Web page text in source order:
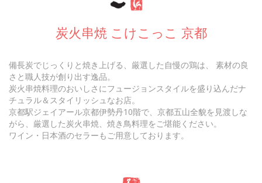
炭火串焼 こけこっこ 京都
備長炭でじっくりと焼き上げる、厳選した自慢の鶏は、 素材の良
さと職人技が創り出す逸品。
炭火串焼料理のおいしさにフュージョンスタイルを盛り込んだナ
チュラル＆スタイリッシュなお店。
京都駅ジェイアール京都伊勢丹10階で、京都五山全貌を見渡しな
がら、厳選した炭火串焼、焼き鳥料理をご堪能ください。
ワイン・日本酒のセラーもご用意しております。